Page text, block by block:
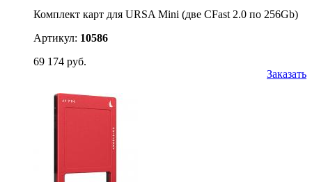
Комплект карт для URSA Mini (две CFast 2.0 по 256Gb)
Артикул: 10586
69 174 руб.
Заказать